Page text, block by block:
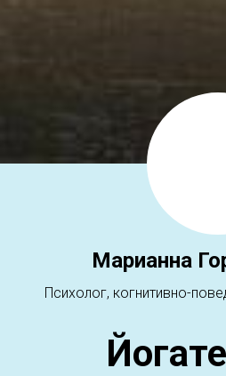
Марианна
Психолог, когнитивно-